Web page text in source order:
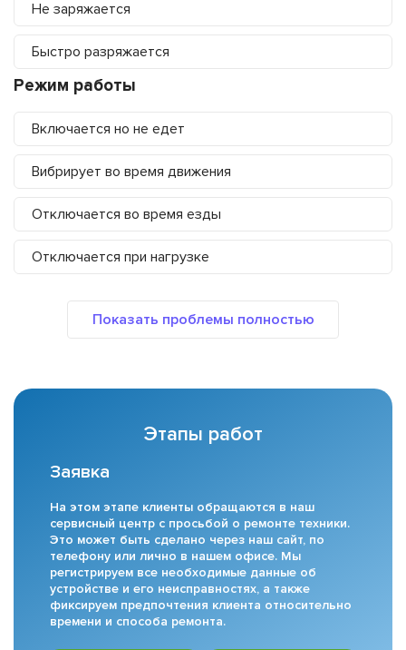
Не заряжается
Быстро разряжается
Режим работы
Включается но не едет
Вибрирует во время движения
Отключается во время езды
Отключается при нагрузке
Этапы работ
Заявка
На этом этапе клиенты обращаются в наш
сервисный центр с просьбой о ремонте техники.
Это может быть сделано через наш сайт, по
телефону или лично в нашем офисе. Мы
регистрируем все необходимые данные об
устройстве и его неисправностях, а также
фиксируем предпочтения клиента относительно
времени и способа ремонта.